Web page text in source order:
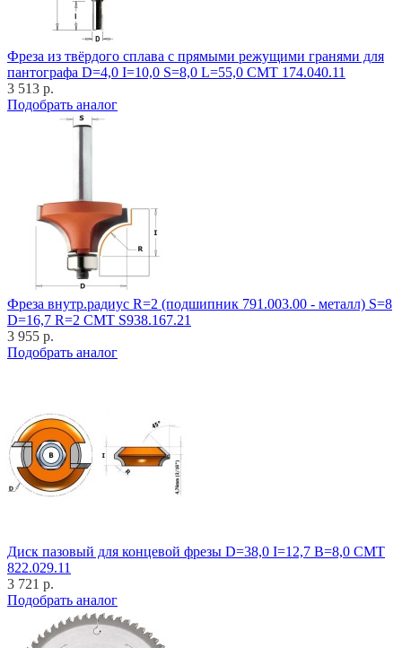
Фреза из твёрдого сплава с прямыми режущими гранями для
пантографа D=4,0 I=10,0 S=8,0 L=55,0 CMT 174.040.11
3 513 р.
Подобрать аналог
Фреза внутр.радиус R=2 (подшипник 791.003.00 - металл) S=8
D=16,7 R=2 CMT S938.167.21
3 955 р.
Подобрать аналог
Диск пазовый для концевой фрезы D=38,0 I=12,7 B=8,0 CMT
822.029.11
3 721 р.
Подобрать аналог